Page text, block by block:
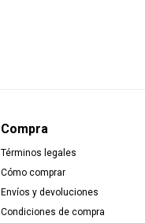
Compra
Términos legales
Cómo comprar
Envíos y devoluciones
Condiciones de compra